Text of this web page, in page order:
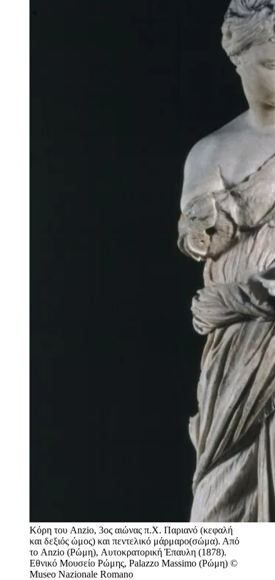
Κόρη του Anzio, 3ος αιώνας π.Χ. Παριανό (κεφαλή
και δεξιός ώμος) και πεντελικό μάρμαρο(σώμα). Από
το Anzio (Ρώμη), Αυτοκρατορική Έπαυλη (1878).
Εθνικό Μουσείο Ρώμης, Palazzo Massimo (Ρώμη) ©
Museo Nazionale Romano